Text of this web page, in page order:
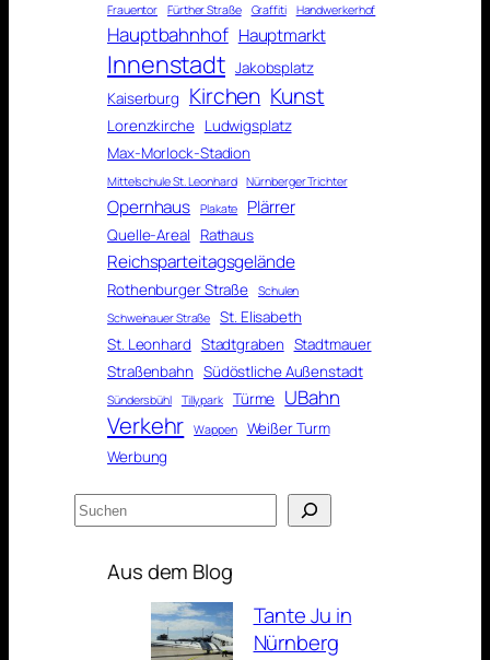
Frauentor Fürther Straße Graffiti Handwerkerhof
Hauptbahnhof Hauptmarkt
Innenstadt Jakobsplatz
Kaiserburg
Kirchen Kunst
Lorenzkirche Ludwigsplatz
Max-Morlock-Stadion
Mittelschule St. Leonhard Nürnberger Trichter
Opernhaus Plakate Plärrer
Quelle-Areal Rathaus
Reichsparteitagsgelände
Rothenburger Straße
Schulen
Schweinauer Straße
St. Elisabeth
St. Leonhard Stadtgraben Stadtmauer
Straßenbahn Südöstliche Außenstadt
Sündersbühl Tillypark Türme UBahn
Verkehr Wappen
Weißer Turm
Werbung
Suchen
Aus dem Blog
Tante Ju in
Nürnberg